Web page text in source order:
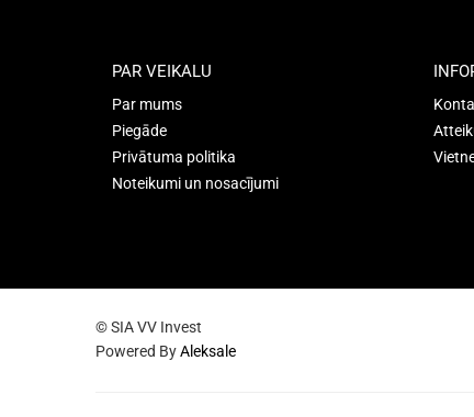
PAR VEIKALU
Par mums
Piegāde
Privātuma politika
Noteikumi un nosacījumi
© SIA VV Invest
Powered ByAleksale